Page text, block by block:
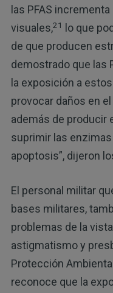
las PFAS
visuales,21
lo que
de que producen
demostrado que las
la exposición a
provocar daños en
además de producir
suprimir las
apoptosis”, dijeron
El personal militar
bases militares,
problemas de la
astigmatismo y
Protección
reconoce que la